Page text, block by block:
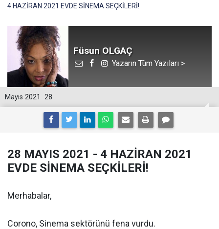
4 HAZİRAN 2021 EVDE SİNEMA SEÇKİLERİ!
Füsun OLGAÇ
Yazarın Tüm Yazıları >
28
Mayıs 2021
28 MAYIS 2021 - 4 HAZİRAN 2021
EVDE SİNEMA SEÇKİLERİ!
Merhabalar,
Corono, Sinema sektörünü fena vurdu.